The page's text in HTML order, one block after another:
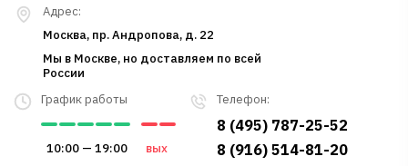
Телефон:
8 (495) 787-25-52
8 (916) 514-81-20
График работы
10:00 — 19:00 вых
Адрес:
Москва, пр. Андропова, д. 22
Мы в Москве, но доставляем по всей
России